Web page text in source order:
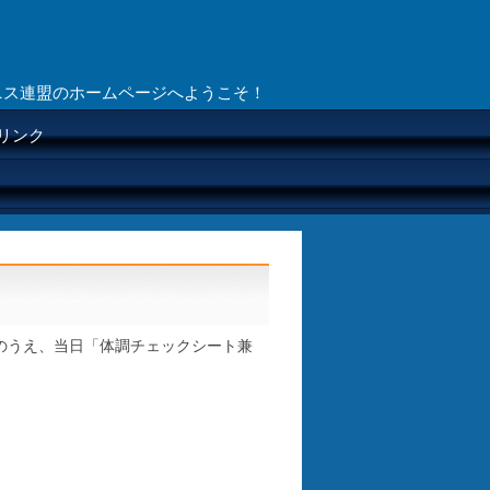
連盟のホームページへようこそ！
ンク
え、当日「体調チェックシート兼